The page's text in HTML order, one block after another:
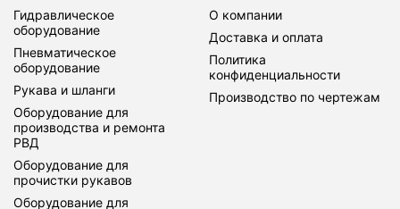
Гидравлическое
оборудование
Пневматическое
оборудование
Рукава и шланги
Оборудование для
производства и ремонта
РВД
Оборудование для
прочистки рукавов
Оборудование для
О компании
Доставка и оплата
Политика
конфиденциальности
Производство по чертежам